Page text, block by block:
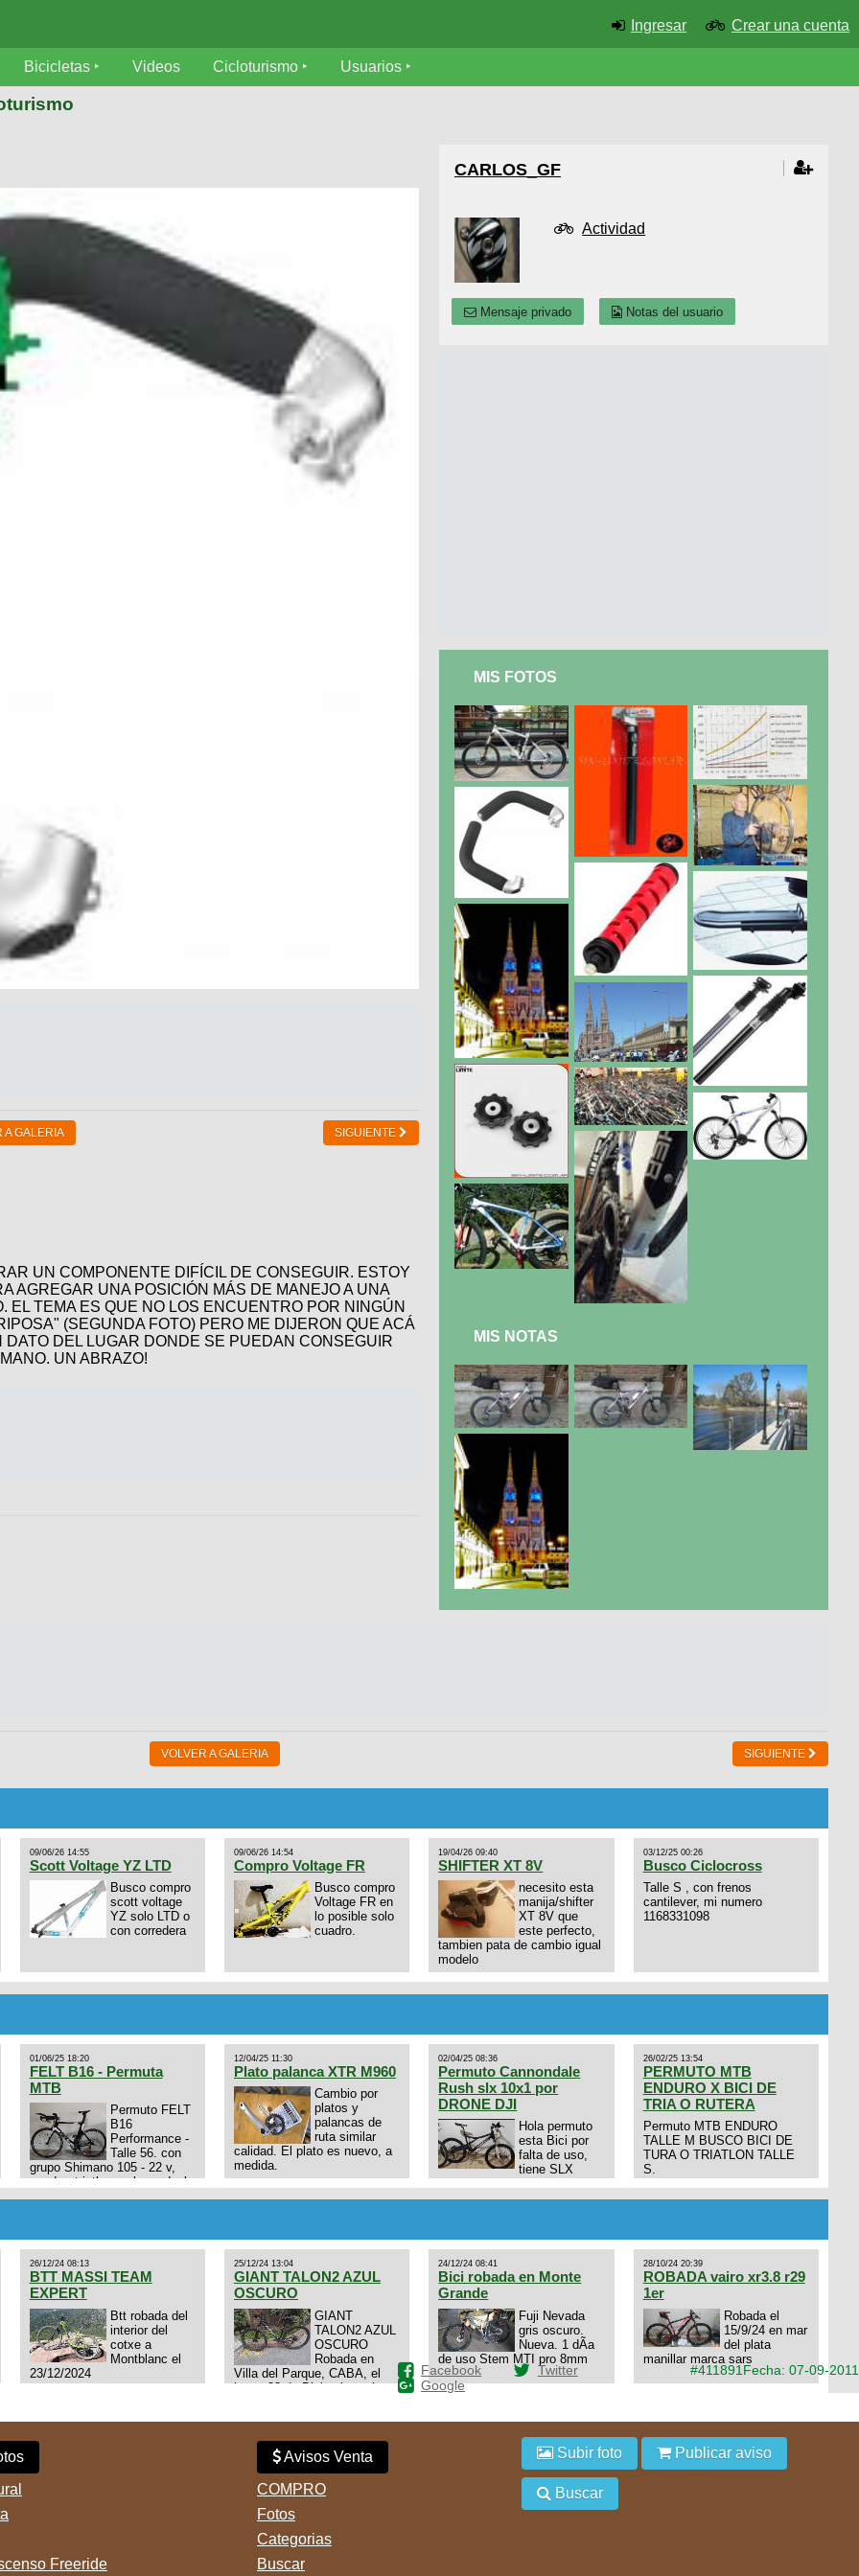
Ingresar Crear una cuenta
Bicicletas Videos Cicloturismo Usuarios
Facebook
Twitter
Google
#411891Fecha: 07-09-2011
A GALERIA SIGUIENTE
UN COMPONENTE DIFÍCIL DE CONSEGUIR. ESTOY
AGREGAR UNA POSICIÓN MÁS DE MANEJO A UNA
EL TEMA ES QUE NO LOS ENCUENTRO POR NINGÚN
(SEGUNDA FOTO) PERO ME DIJERON QUE ACÁ
DEL LUGAR DONDE SE PUEDAN CONSEGUIR
UN ABRAZO!
CARLOS_GF
Actividad
Mensaje privado Notas del usuario
MIS FOTOS
MIS NOTAS
VOLVER A GALERIA SIGUIENTE
09/06/26 14:55
Scott Voltage YZ LTD
Busco compro
scott voltage
YZ solo LTD o
con corredera
09/06/26 14:54
Compro Voltage FR
Busco compro
Voltage FR en
lo posible solo
cuadro.
19/04/26 09:40
SHIFTER XT 8V
necesito esta
manija/shifter
XT 8V que
este perfecto,
tambien pata de cambio igual
modelo
03/12/25 00:26
Busco Ciclocross
Talle S , con frenos
cantilever, mi numero
1168331098
01/06/25 18:20
FELT B16 - Permuta
MTB
Permuto FELT
B16
Performance -
Talle 56. con
grupo Shimano 105 - 22 v,
cuadro: triatlon carbono dual
aero TT/TRI UHC. Talle L.
12/04/25 11:30
Plato palanca XTR M960
Cambio por
platos y
palancas de
ruta similar
calidad. El plato es nuevo, a
medida.
02/04/25 08:36
Permuto Cannondale
Rush slx 10x1 por
DRONE DJI
Hola permuto
esta Bici por
falta de uso,
tiene SLX
Horquilla Axon tope de gama
por drone de la marca Dji, les
interesa 3434568861 saludos
26/02/25 13:54
PERMUTO MTB
ENDURO X BICI DE
TRIA O RUTERA
Permuto MTB ENDURO
TALLE M BUSCO BICI DE
TURA O TRIATLON TALLE
S.
26/12/24 08:13
BTT MASSI TEAM
EXPERT
Btt robada del
interior del
cotxe a
Montblanc el
23/12/2024
25/12/24 13:04
GIANT TALON2 AZUL
OSCURO
GIANT
TALON2 AZUL
OSCURO
Robada en
Villa del Parque, CABA, el
lunes 23 de Diciembre a las
24/12/24 08:41
Bici robada en Monte
Grande
Fuji Nevada
gris oscuro.
Nueva. 1 dÃ­a
de uso Stem MTI pro 8mm
28/10/24 20:39
ROBADA vairo xr3.8 r29
1er
Robada el
15/9/24 en mar
del plata
manillar marca sars
Freeride
Avisos Venta
COMPRO
Fotos
Categorias
Buscar
Subir foto Publicar aviso
Buscar